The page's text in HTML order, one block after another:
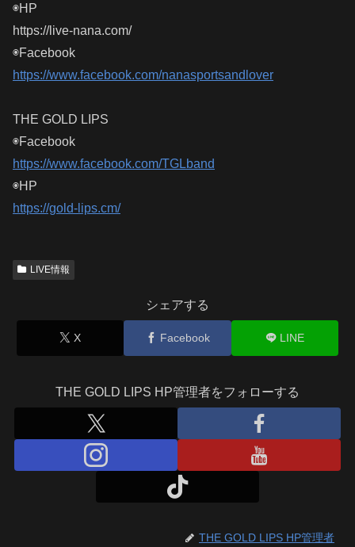
◉HP
https://live-nana.com/
◉Facebook
https://www.facebook.com/nanasportsandlover
THE GOLD LIPS
◉Facebook
https://www.facebook.com/TGLband
◉HP
https://gold-lips.cm/
LIVE情報
シェアする
X Facebook LINE
THE GOLD LIPS HP管理者をフォローする
THE GOLD LIPS HP管理者